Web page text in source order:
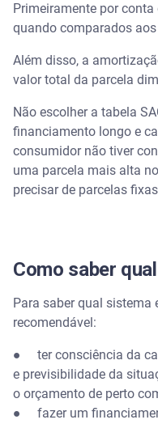
Primeiramente por
quando comparados
Além disso, a
valor total da parcela
Não escolher a tabela
financiamento longo e
consumidor não tiver
uma parcela mais alta
precisar de parcelas
Como saber
Para saber qual sistema
recomendável:
● ter consciência da
e previsibilidade da
o orçamento de perto
● fazer um